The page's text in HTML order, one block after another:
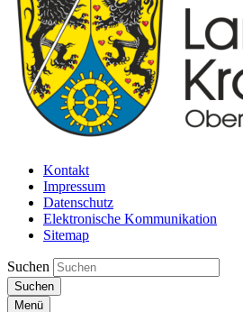
Kontakt
Impressum
Datenschutz
Elektronische Kommunikation
Sitemap
Suchen
Suchen
Menü